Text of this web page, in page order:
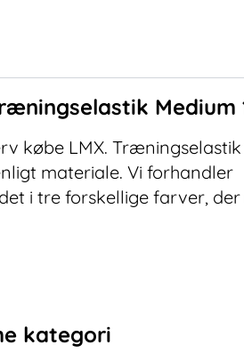
Medium
købe LMX.
materiale. Vi forhandler
i tre forskellige farver,
kategori